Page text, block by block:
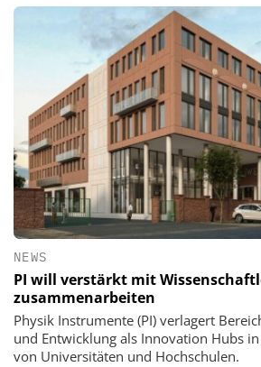
NEWS
PI will verstärkt mit
zusammenarbeiten
Physik Instrumente (PI) verlagert
und Entwicklung als Innovation Hubs
von Universitäten und Hochschulen.